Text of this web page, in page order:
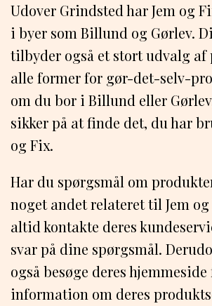
Udover Grindsted har Jem og
i byer som Billund og Gørlev.
tilbyder også et stort udvalg
alle former for gør-det-selv-
om du bor i Billund eller
sikker på at finde det, du har
og Fix.
Har du spørgsmål om
noget andet relateret til Jem og
altid kontakte deres
svar på dine spørgsmål.
også besøge deres
information om deres